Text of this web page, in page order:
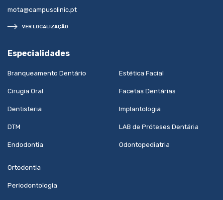
mota@campusclinic.pt
VER LOCALIZAÇÃO
Especialidades
Branqueamento Dentário
Cirugia Oral
Dentisteria
DTM
Endodontia
Estética Facial
Facetas Dentárias
Implantologia
LAB de Próteses Dentária
Odontopediatria
Ortodontia
Periodontologia